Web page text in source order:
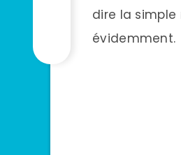
dire la
évidemment.